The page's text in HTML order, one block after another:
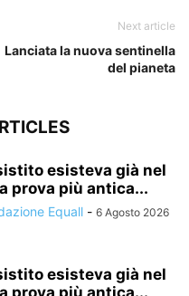
Next article
Lanciata la nuova sentinella
del pianeta
esisteva già nel
prova più antica...
Equall - 6 Agosto 2026
esisteva già nel
prova più antica...